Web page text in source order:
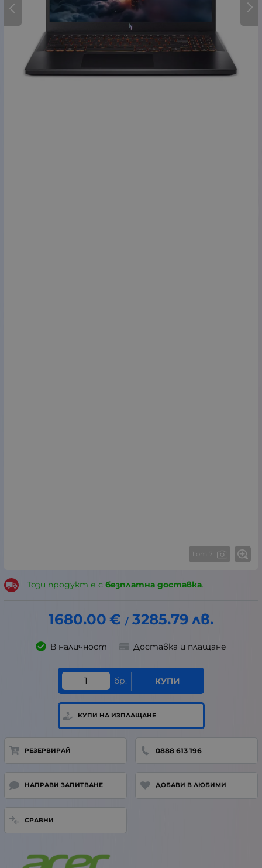
1 от 7
Този продукт е с безплатна доставка.
1680.00 € / 3285.79 лв.
В наличност Доставка и плащане
бр. КУПИ
КУПИ НА ИЗПЛАЩАНЕ
РЕЗЕРВИРАЙ 0888 613 196
НАПРАВИ ЗАПИТВАНЕ ДОБАВИ В ЛЮБИМИ
СРАВНИ